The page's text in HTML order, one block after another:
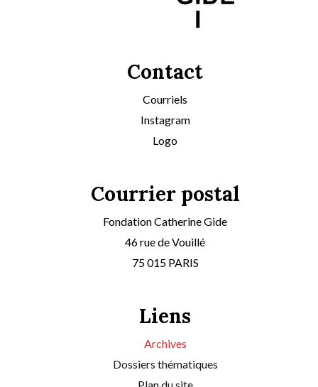
Contact
Courriels
Instagram
Logo
Courrier postal
Fondation Catherine Gide
46 rue de Vouillé
75 015 PARIS
Liens
Archives
Dossiers thématiques